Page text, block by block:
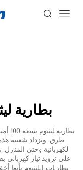
بطارية
طرق. وتزداد شعبية
بطاريات الليثيوم بأنها